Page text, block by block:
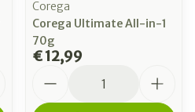
Corega
Corega Ultimate All-in-1
70g
€ 12,99